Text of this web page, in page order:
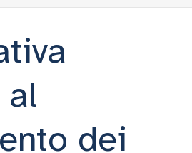
DELLO STAFF
al
dei